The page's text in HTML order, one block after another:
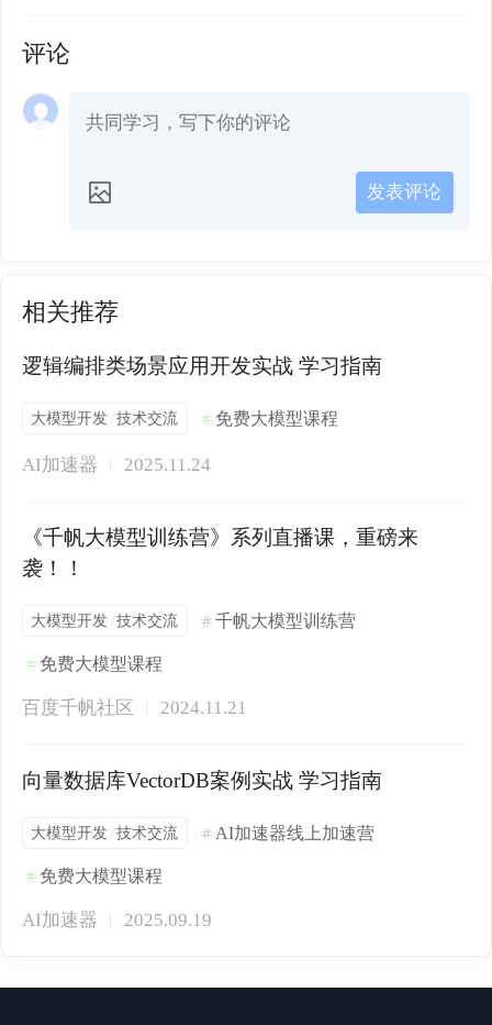
评论
发表评论
相关推荐
逻辑编排类场景应用开发实战 学习指南
大模型开发 /技术交流 免费大模型课程
AI加速器 2025.11.24
《千帆大模型训练营》系列直播课，重磅来
袭！！
大模型开发 /技术交流 千帆大模型训练营
免费大模型课程
百度千帆社区 2024.11.21
向量数据库VectorDB案例实战 学习指南
大模型开发 /技术交流 AI加速器线上加速营
免费大模型课程
AI加速器 2025.09.19